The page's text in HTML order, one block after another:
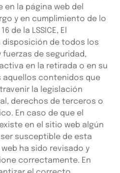
la página web del
y en cumplimiento de lo
de la LSSICE, El
disposición de todos los
de seguridad,
en la retirada o en su
contenidos que
la legislación
derechos de terceros o
En caso de que el
en el sitio web algún
susceptible de esta
ha sido revisado y
correctamente. En